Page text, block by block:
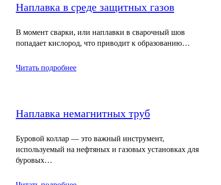
Наплавка в среде защитных газов
В момент сварки, или наплавки в сварочный шов
попадает кислород, что приводит к образованию…
Читать подробнее
Наплавка немагнитных труб
Буровой коллар — это важный инструмент,
используемый на нефтяных и газовых установках для
буровых…